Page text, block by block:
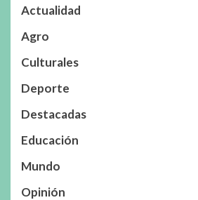
Actualidad
Agro
Culturales
Deporte
Destacadas
Educación
Mundo
Opinión